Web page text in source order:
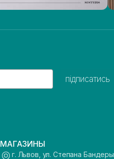
підписатись
МАГАЗИНЫ
г. Львов, ул. Степана